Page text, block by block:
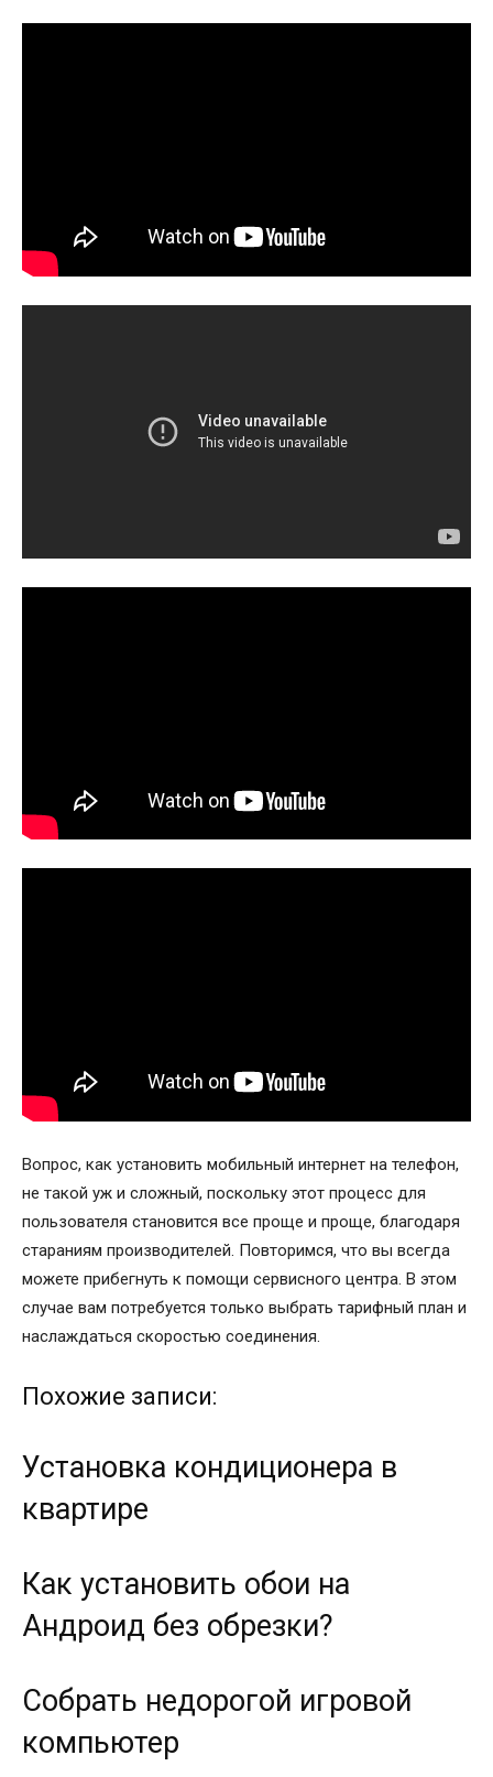
Вопрос, как установить мобильный интернет на телефон,
не такой уж и сложный, поскольку этот процесс для
пользователя становится все проще и проще, благодаря
стараниям производителей. Повторимся, что вы всегда
можете прибегнуть к помощи сервисного центра. В этом
случае вам потребуется только выбрать тарифный план и
наслаждаться скоростью соединения.
Похожие записи:
Установка кондиционера в
квартире
Как установить обои на
Андроид без обрезки?
Собрать недорогой игровой
компьютер